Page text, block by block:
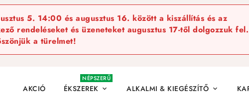
5. 14:00 és augusztus 16. között a kiszállítás és az
rendeléseket és üzeneteket augusztus 17-től dolgozzuk fel.
a türelmet!
AKCIÓ ÉKSZEREK 
NÉPSZERŰ
ALKALMI & KIEGÉSZÍTŐ 